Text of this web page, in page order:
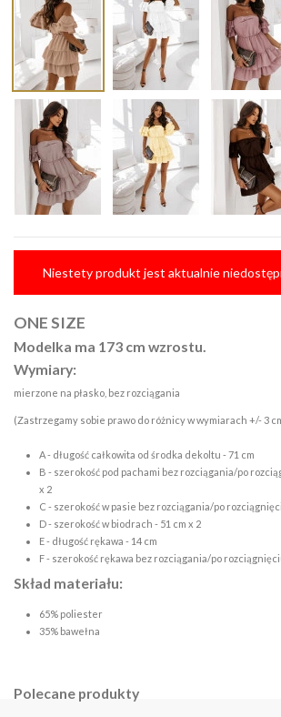
Niestety produkt jest aktualnie
ONE SIZE
Modelka ma 173 cm wzrostu.
Wymiary:
mierzone na płasko, bez rozciągania
(Zastrzegamy sobie prawo do różnicy w wymiarach +/- 3
A - długość całkowita od środka dekoltu - 71 cm
B - szerokość pod pachami bez rozciągania/po
x 2
C - szerokość w pasie bez rozciągania/po
D - szerokość w biodrach - 51 cm x 2
E - długość rękawa - 14 cm
F - szerokość rękawa bez rozciągania/po
Skład materiału:
65% poliester
35% bawełna
Polecane produkty